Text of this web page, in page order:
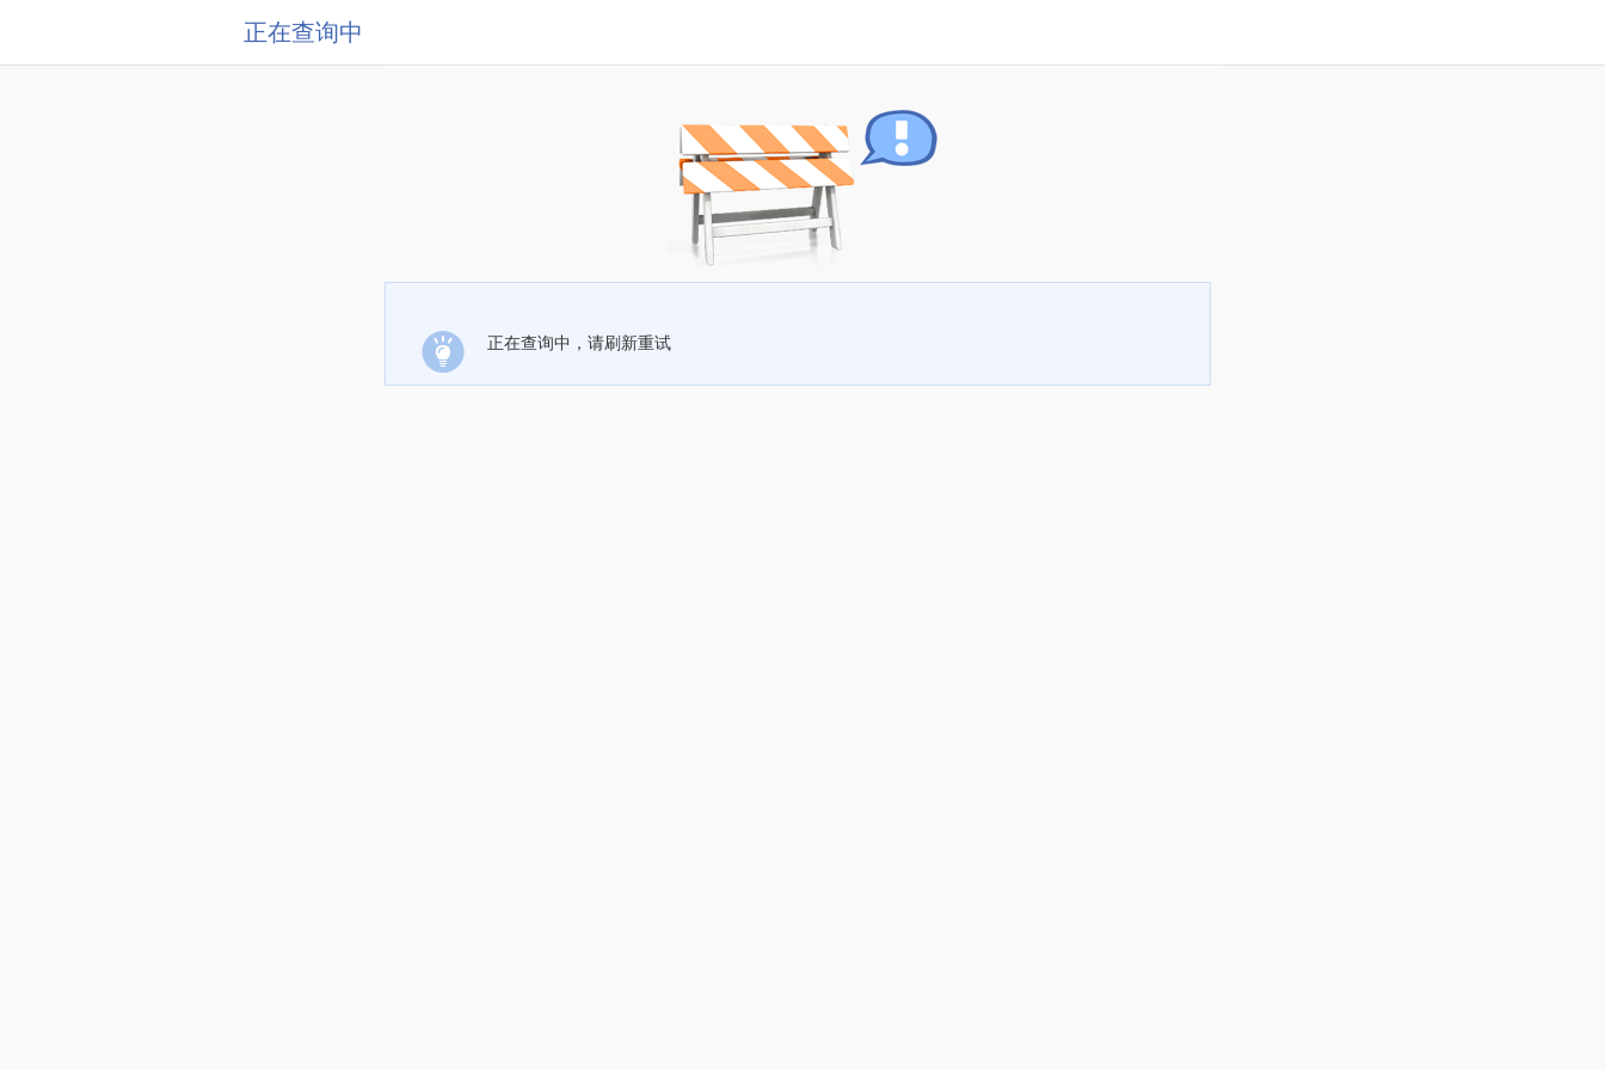
正在查询中
正在查询中，请刷新重试